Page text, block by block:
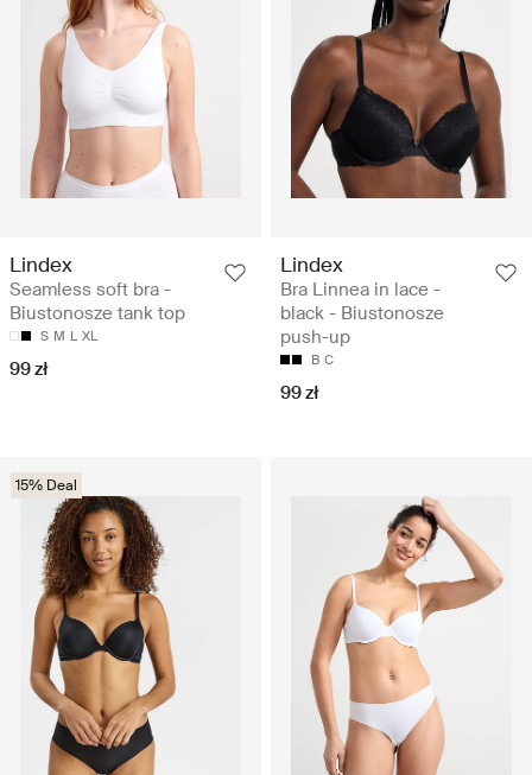
Lindex
Seamless soft bra -
Biustonosze tank top
S M L XL
99 zł
Lindex
Bra Linnea in lace -
black - Biustonosze
push-up
B C
99 zł
15% Deal